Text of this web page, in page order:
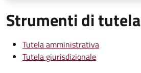
Strumenti di tutela
Tutela amministrativa
Tutela giurisdizionale